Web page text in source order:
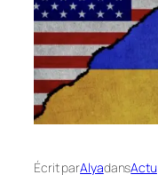
Écrit parAlyadansActu